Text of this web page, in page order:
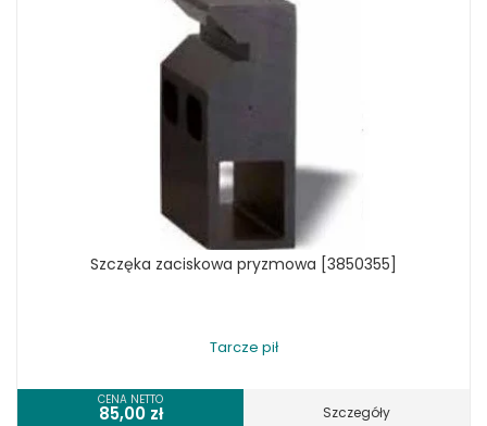
Szczęka zaciskowa pryzmowa [3850355]
Tarcze pił
CENA NETTO
85,00 zł Szczegóły